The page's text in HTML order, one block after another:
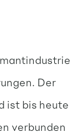
Der
ist bis heute
verbunden